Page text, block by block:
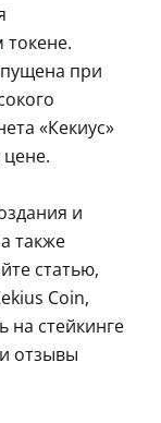
при
«Кекиус»
и
также
статью,
Coin,
на стейкинге
отзывы